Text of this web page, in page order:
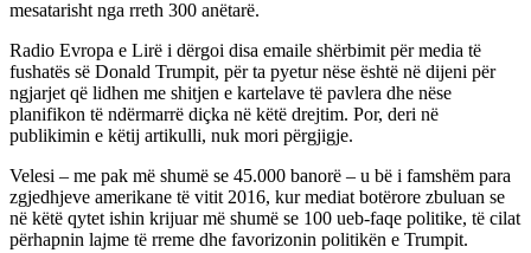
mesatarisht nga rreth 300 anëtarë.
Radio Evropa e Lirë i dërgoi disa emaile shërbimit për media të
fushatës së Donald Trumpit, për ta pyetur nëse është në dijeni për
ngjarjet që lidhen me shitjen e kartelave të pavlera dhe nëse
planifikon të ndërmarrë diçka në këtë drejtim. Por, deri në
publikimin e këtij artikulli, nuk mori përgjigje.
Velesi – me pak më shumë se 45.000 banorë – u bë i famshëm para
zgjedhjeve amerikane të vitit 2016, kur mediat botërore zbuluan se
në këtë qytet ishin krijuar më shumë se 100 ueb-faqe politike, të cilat
përhapnin lajme të rreme dhe favorizonin politikën e Trumpit.